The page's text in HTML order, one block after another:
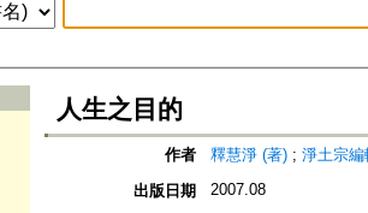
人生之目的
作者 釋慧淨 (著) ; 淨土宗
出版日期
2007.08